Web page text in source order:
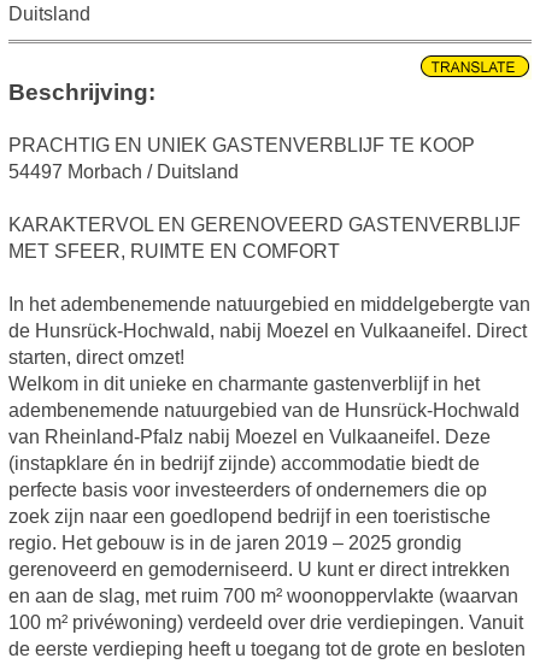
Duitsland
Beschrijving:
PRACHTIG EN UNIEK GASTENVERBLIJF TE KOOP
54497 Morbach / Duitsland
KARAKTERVOL EN GERENOVEERD GASTENVERBLIJF
MET SFEER, RUIMTE EN COMFORT
In het adembenemende natuurgebied en middelgebergte van
de Hunsrück-Hochwald, nabij Moezel en Vulkaaneifel. Direct
starten, direct omzet!
Welkom in dit unieke en charmante gastenverblijf in het
adembenemende natuurgebied van de Hunsrück-Hochwald
van Rheinland-Pfalz nabij Moezel en Vulkaaneifel. Deze
(instapklare én in bedrijf zijnde) accommodatie biedt de
perfecte basis voor investeerders of ondernemers die op
zoek zijn naar een goedlopend bedrijf in een toeristische
regio. Het gebouw is in de jaren 2019 – 2025 grondig
gerenoveerd en gemoderniseerd. U kunt er direct intrekken
en aan de slag, met ruim 700 m² woonoppervlakte (waarvan
100 m² privéwoning) verdeeld over drie verdiepingen. Vanuit
de eerste verdieping heeft u toegang tot de grote en besloten